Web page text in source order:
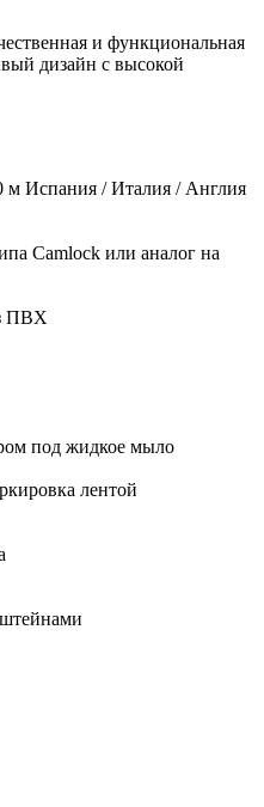
и функциональная
дизайн с высокой
м Испания / Италия / Англия
Camlock или аналог на
ПВХ
под жидкое мыло
лентой